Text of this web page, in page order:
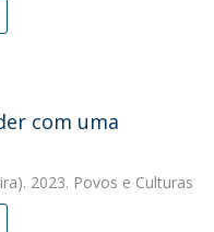
com uma
2023. Povos e Culturas